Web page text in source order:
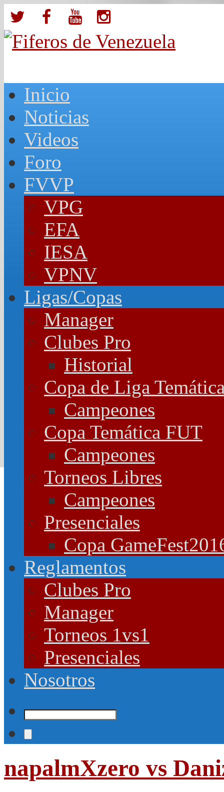
Inicio
Noticias
Videos
Foro
FVVP
VPG
EFA
IESA
VPNV
Ligas/Copas
Manager
Clubes Pro
Historial
Copa de Liga
Campeones
Copa Temática FUT
Campeones
Torneos Libres
Campeones
Presenciales
Copa
Reglamentos
Clubes Pro
Manager
Torneos 1vs1
Presenciales
Nosotros
napalmXzero vs